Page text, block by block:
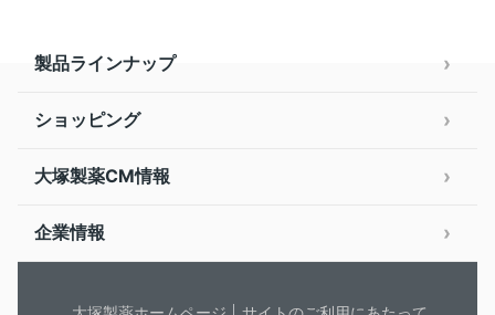
製品ラインナップ
ショッピング
大塚製薬CM情報
企業情報